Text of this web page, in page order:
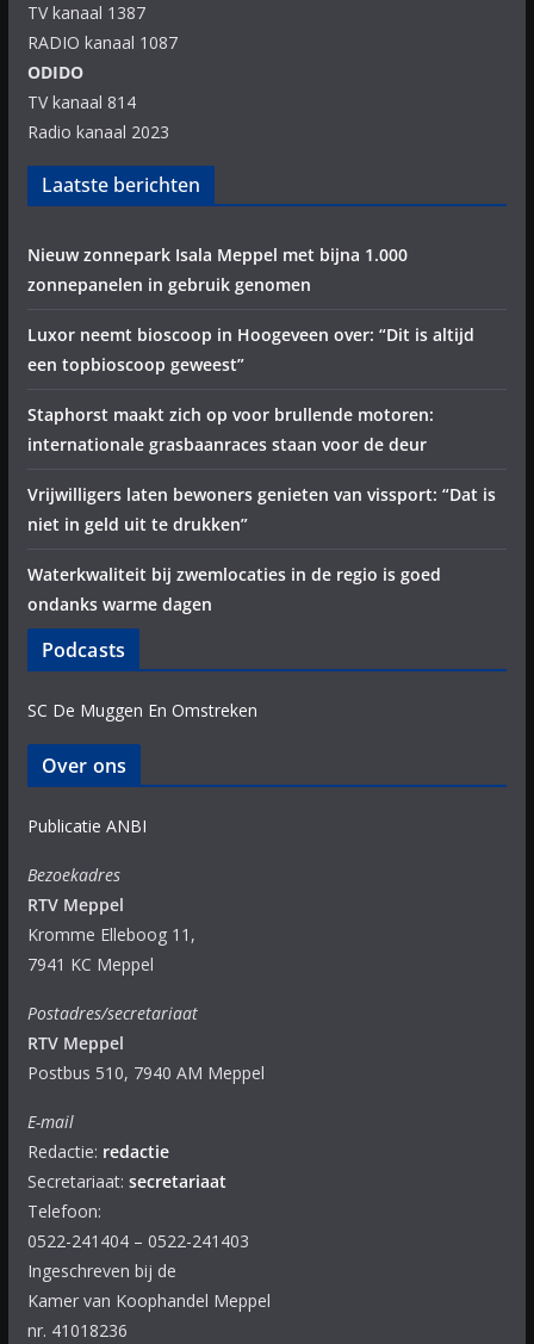
TV kanaal 1387
RADIO kanaal 1087
ODIDO
TV kanaal 814
Radio kanaal 2023
Laatste berichten
Nieuw zonnepark Isala Meppel met bijna 1.000
zonnepanelen in gebruik genomen
Luxor neemt bioscoop in Hoogeveen over: “Dit is altijd
een topbioscoop geweest”
Staphorst maakt zich op voor brullende motoren:
internationale grasbaanraces staan voor de deur
Vrijwilligers laten bewoners genieten van vissport: “Dat is
niet in geld uit te drukken”
Waterkwaliteit bij zwemlocaties in de regio is goed
ondanks warme dagen
Podcasts
SC De Muggen En Omstreken
Over ons
Publicatie ANBI
Bezoekadres
RTV Meppel
Kromme Elleboog 11,
7941 KC Meppel
Postadres/secretariaat
RTV Meppel
Postbus 510, 7940 AM Meppel
E-mail
Redactie: redactie
Secretariaat: secretariaat
Telefoon:
0522-241404 – 0522-241403
Ingeschreven bij de
Kamer van Koophandel Meppel
nr. 41018236